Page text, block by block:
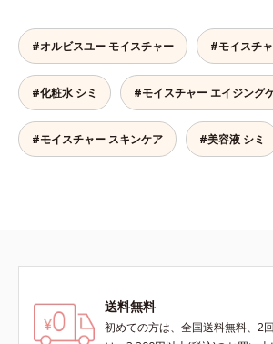
プ（脂性肌～普通肌）M＝しっとり
タイプ（普通肌～乾性肌）*1 シ
ミ・ソバカスが肌表面にあらわれる
こと*2 メラニンの生成を抑え、シ
ミ・ソバカスを防ぐ*3 うるおいに
よる透明感のある肌*4 日本化粧品
業界で初めてメラニンの第三のルー
齢肌の“メラニンメタボ(*2)”にアプ
ローチして、澄みわたる美肌を目指
します。*1 年齢を重ねた肌*2 メラ
ニンが過剰に生成する状態
な年齢肌の
アプローチ
目指します
抑え、シミ
齢を重ねた
生成する状
#オルビスユー モイスチャー #モイスチ
#化粧水 シミ #モイスチャー エイジング
#モイスチャー スキンケア #美容液 シミ
送料無料
初めての方は、全国送料無料、2